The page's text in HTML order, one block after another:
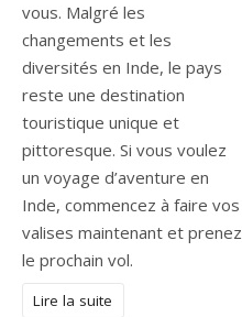
vous. Malgré les
changements et les
diversités en Inde, le pays
reste une destination
touristique unique et
pittoresque. Si vous voulez
un voyage d’aventure en
Inde, commencez à faire vos
valises maintenant et prenez
le prochain vol.
Lire la suite